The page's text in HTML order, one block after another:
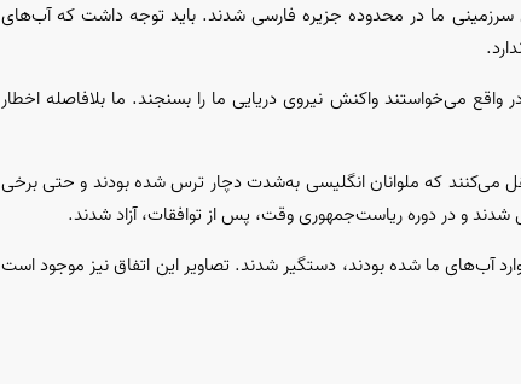
سال ۱۳۸۶، ملوانان انگلیسی وارد آب‌های سرزمینی ما در محدوده جزیره فارسی شدند. باید توجه داشت که آب‌های
می‌خواستند واکنش نیروی دریایی ما را بسنجند. ما بلافاصله اخطار
می‌کنند که ملوانان انگلیسی به‌شدت دچار ترس شده بودند و حتی برخی
شدند و در دوره ریاست‌جمهوری وقت، پس از توافقات، آزاد شدند.
آمریکا که وارد آب‌های ما شده بودند، دستگیر شدند. تصاویر این اتفاق نیز موجود است